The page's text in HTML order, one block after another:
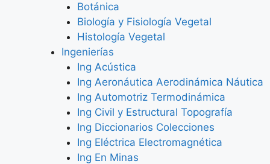
Botánica
Biología y Fisiología Vegetal
Histología Vegetal
Ingenierías
Ing Acústica
Ing Aeronáutica Aerodinámica Náutica
Ing Automotriz Termodinámica
Ing Civil y Estructural Topografía
Ing Diccionarios Colecciones
Ing Eléctrica Electromagnética
Ing En Minas